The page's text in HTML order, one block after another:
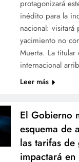
protagonizará
inédito para la
nacional:
yacimiento no
Muerta. La titular
internacional
Leer más
El Gobierno
esquema de
las tarifas de
impactará en